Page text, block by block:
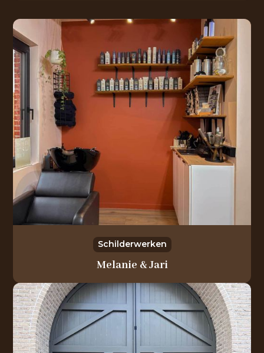
Schilderwerken
Melanie & Jari